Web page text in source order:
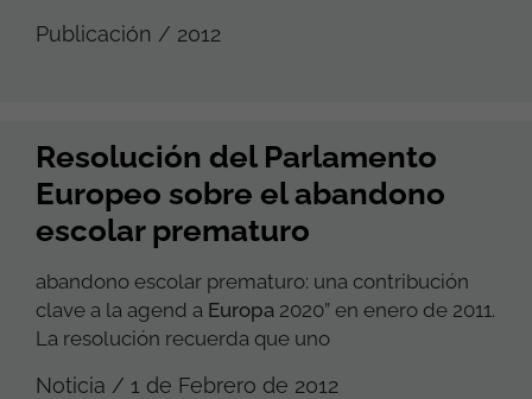
Publicación / 2012
Resolución del Parlamento
Europeo sobre el abandono
escolar prematuro
abandono escolar prematuro: una contribución
clave a la agend a Europa 2020” en enero de 2011.
La resolución recuerda que uno
Noticia / 1 de Febrero de 2012